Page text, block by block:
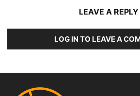
LEAVE A REPLY
LOG IN TO LEAVE A